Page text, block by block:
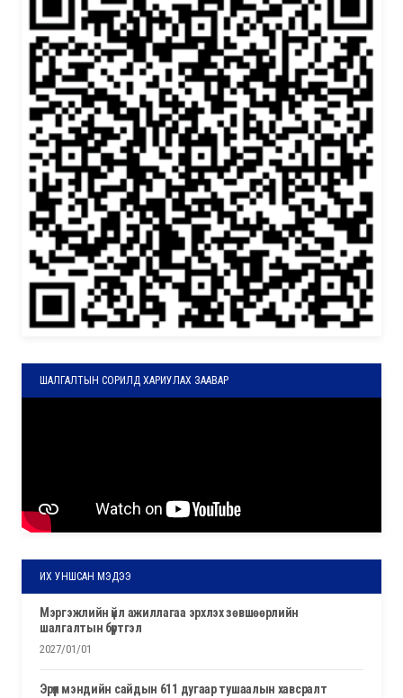
ШАЛГАЛТЫН СОРИЛД ХАРИУЛАХ ЗААВАР
ИХ УНШСАН МЭДЭЭ
мэргэжлийн үйл ажиллагаа эрхлэх зөвшөөрлийн
шалгалтын бүртгэл
2027/01/01
эрүүл мэндийн сайдын 611 дугаар тушаалын хавсралт